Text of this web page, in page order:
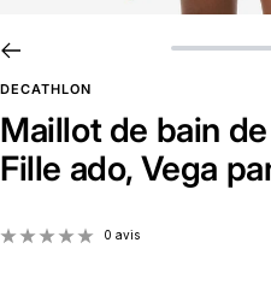
DECATHLON
Maillot de bain
Fille ado, Vega
0 avis